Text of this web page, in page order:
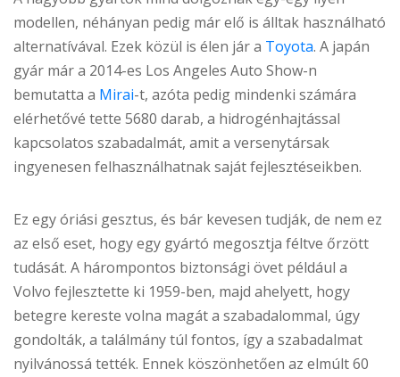
modellen, néhányan pedig már elő is álltak használható
alternatívával. Ezek közül is élen jár a Toyota. A japán
gyár már a 2014-es Los Angeles Auto Show-n
bemutatta a Mirai-t, azóta pedig mindenki számára
elérhetővé tette 5680 darab, a hidrogénhajtással
kapcsolatos szabadalmát, amit a versenytársak
ingyenesen felhasználhatnak saját fejlesztéseikben.
Ez egy óriási gesztus, és bár kevesen tudják, de nem ez
az első eset, hogy egy gyártó megosztja féltve őrzött
tudását. A hárompontos biztonsági övet például a
Volvo fejlesztette ki 1959-ben, majd ahelyett, hogy
betegre kereste volna magát a szabadalommal, úgy
gondolták, a találmány túl fontos, így a szabadalmat
nyilvánossá tették. Ennek köszönhetően az elmúlt 60